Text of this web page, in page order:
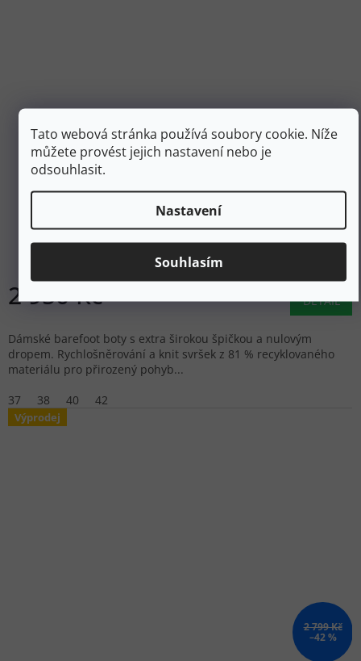
Tato webová stránka používá soubory cookie. Níže
můžete provést jejich nastavení nebo je
odsouhlasit.
Nastavení
Souhlasím
VIVOBAREFOOT Dámské barefoot boty PRIMUS TRAIL
KNIT FG L clay - růžové
2 950 Kč DETAIL
Dámské barefoot boty s extra širokou špičkou a nulovým
dropem. Rychlošněrování a knit svršek z 81 % recyklovaného
materiálu pro přirozený pohyb...
37
38 40 42
Výprodej
2 799 Kč
–42 %